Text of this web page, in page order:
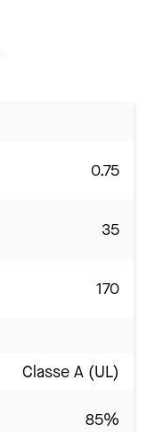
0.75
35
170
Classe A (UL)
85%